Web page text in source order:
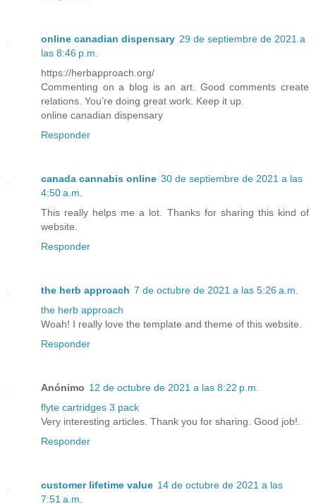
online canadian dispensary 29 de septiembre de 2021 a
las 8:46 p.m.
https://herbapproach.org/
Commenting on a blog is an art. Good comments create
relations. You’re doing great work. Keep it up.
online canadian dispensary
Responder
canada cannabis online 30 de septiembre de 2021 a las
4:50 a.m.
This really helps me a lot. Thanks for sharing this kind of
website.
Responder
the herb approach 7 de octubre de 2021 a las 5:26 a.m.
the herb approach
Woah! I really love the template and theme of this website.
Responder
Anónimo 12 de octubre de 2021 a las 8:22 p.m.
flyte cartridges 3 pack
Very interesting articles. Thank you for sharing. Good job!.
Responder
customer lifetime value 14 de octubre de 2021 a las
7:51 a.m.